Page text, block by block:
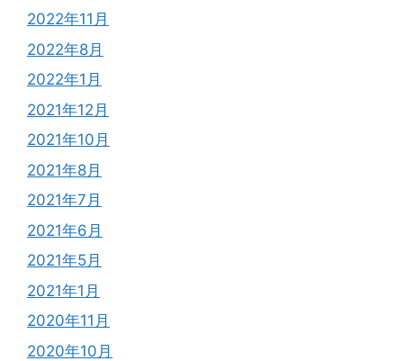
2022年11月
2022年8月
2022年1月
2021年12月
2021年10月
2021年8月
2021年7月
2021年6月
2021年5月
2021年1月
2020年11月
2020年10月